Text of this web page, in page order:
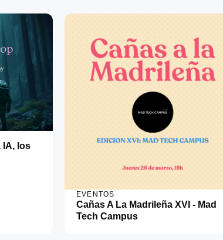
IA, los
EVENTOS
Cañas A La Madrileña XVI - Mad
Tech Campus